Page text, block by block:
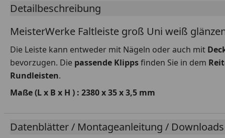
Detailbeschreibung
MeisterWerke Faltleiste groß Uni weiß
Die Leiste kann entweder mit Nägeln oder auch mit
bevorzugen. Die passende Klippsfinden Sie in dem
Rundleisten.
Maße (L x B x H ) : 2380 x 35 x 3,5 mm
Datenblätter / Montageanleitung / Downloads